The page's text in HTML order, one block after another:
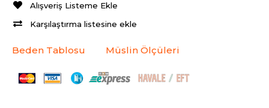
Alışveriş Listeme Ekle
Karşılaştırma listesine ekle
Beden Tablosu Müslin Ölçüleri